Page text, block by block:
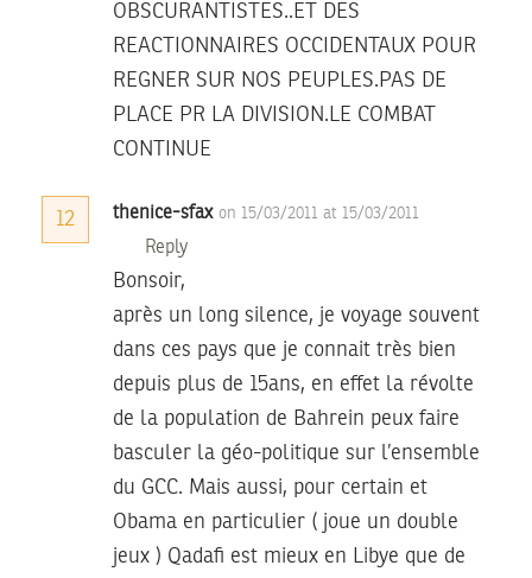
OBSCURANTISTES..ET DES
REACTIONNAIRES OCCIDENTAUX POUR
REGNER SUR NOS PEUPLES.PAS DE
PLACE PR LA DIVISION.LE COMBAT
CONTINUE
12 thenice-sfax on 15/03/2011 at 15/03/2011
Reply
Bonsoir,
après un long silence, je voyage souvent
dans ces pays que je connait très bien
depuis plus de 15ans, en effet la révolte
de la population de Bahrein peux faire
basculer la géo-politique sur l’ensemble
du GCC. Mais aussi, pour certain et
Obama en particulier ( joue un double
jeux ) Qadafi est mieux en Libye que de